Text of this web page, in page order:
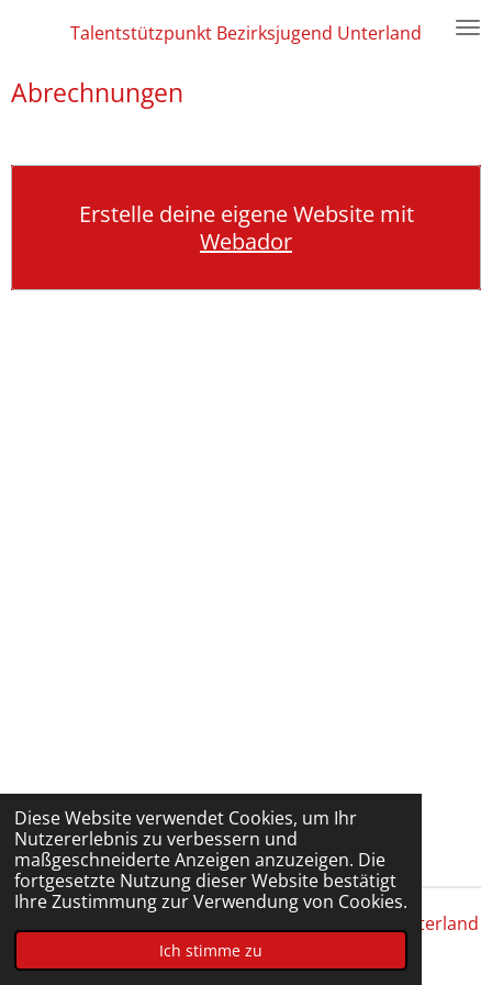
Diese Website verwendet Cookies, um Ihr
Nutzererlebnis zu verbessern und
maßgeschneiderte Anzeigen anzuzeigen. Die
fortgesetzte Nutzung dieser Website bestätigt
Ihre Zustimmung zur Verwendung von Cookies.
Ich stimme zu
Talentstützpunkt Bezirksjugend Unterland
Abrechnungen
Erstelle deine eigene Website mit
Webador
© 2022 - 2026 Talentstützpunkt Bezirksjugend Unterland
Mit Unterstützung vonWebador